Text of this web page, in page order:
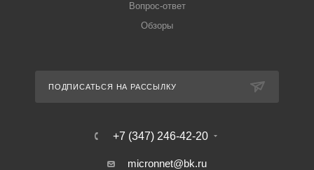
Вопрос-ответ
Обзоры
ПОДПИСАТЬСЯ НА РАССЫЛКУ
+7 (347) 246-42-20
micronnet@bk.ru